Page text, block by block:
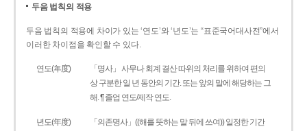
두음 법칙의 적용
두음 법칙의 적용에 차이가 있는 ‘연도’와 ‘년도’는 “표준국어대사전”에서
이러한 차이점을 확인할 수 있다.
연도(年度)
「명사」 사무나 회계 결산 따위의 처리를 위하여 편의
상 구분한 일 년 동안의 기간. 또는 앞의 말에 해당하는 그
해. ¶ 졸업 연도/제작 연도.
년도(年度)
「의존명사」((해를 뜻하는 말 뒤에 쓰여)) 일정한 기간